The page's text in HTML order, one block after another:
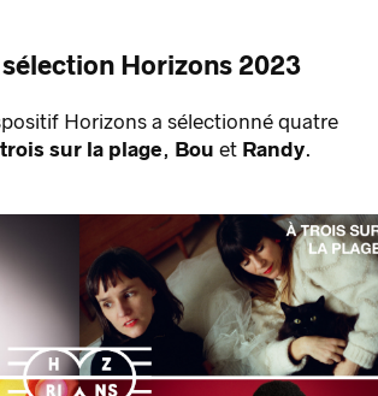
Horizons 2023
Horizons a sélectionné quatre
sur la plage, Bou et Randy.